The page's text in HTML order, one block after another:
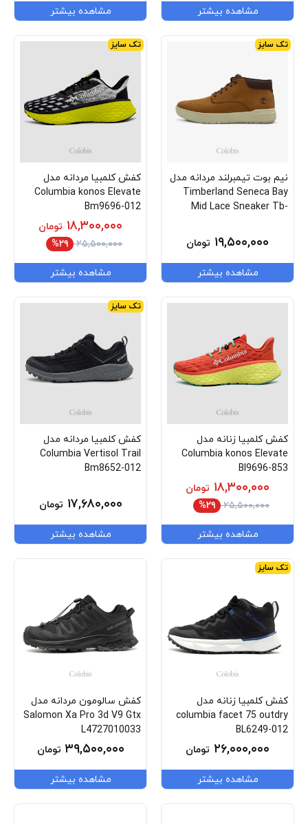
مشاهده بیشتر مشاهده بیشتر
تک سایز
نیم بوت تیمبرلند مردانه مدل
Timberland Seneca Bay
Mid Lace Sneaker Tb-
۱۹,۵۰۰,۰۰۰ تومان
مشاهده بیشتر
تک سایز
کفش کلمبیا مردانه مدل
Columbia konos Elevate
Bm9696-012
۱۸,۳۰۰,۰۰۰ تومان
۲۵,۵۰۰,۰۰۰
%۲۹
مشاهده بیشتر
کفش کلمبیا زنانه مدل
Columbia konos Elevate
Bl9696-853
۱۸,۳۰۰,۰۰۰ تومان
۲۵,۵۰۰,۰۰۰
%۲۹
مشاهده بیشتر
تک سایز
کفش کلمبیا مردانه مدل
Columbia Vertisol Trail
Bm8652-012
۱۷,۶۸۰,۰۰۰ تومان
مشاهده بیشتر
تک سایز
کفش کلمبیا زنانه مدل
columbia facet 75 outdry
BL6249-012
۲۶,۰۰۰,۰۰۰ تومان
مشاهده بیشتر
کفش سالومون مردانه مدل
Salomon Xa Pro 3d V9 Gtx
L4727010033
۳۹,۵۰۰,۰۰۰ تومان
مشاهده بیشتر